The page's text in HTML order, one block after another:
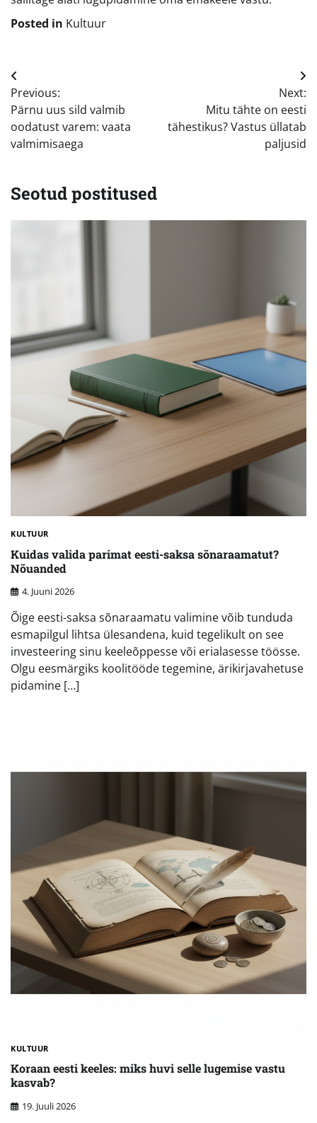
Posted in Kultuur
Navigeerimine
Previous:
Pärnu uus sild valmib
oodatust varem: vaata
valmimisaega
Next:
Mitu tähte on eesti
tähestikus? Vastus üllatab
paljusid
Seotud postitused
KULTUUR
Kuidas valida parimat eesti-saksa sõnaraamatut?
Nõuanded
4. Juuni 2026
Õige eesti-saksa sõnaraamatu valimine võib tunduda
esmapilgul lihtsa ülesandena, kuid tegelikult on see
investeering sinu keeleõppesse või erialasesse töösse.
Olgu eesmärgiks koolitööde tegemine, ärikirjavahetuse
pidamine […]
KULTUUR
Koraan eesti keeles: miks huvi selle lugemise vastu
kasvab?
19. Juuli 2026